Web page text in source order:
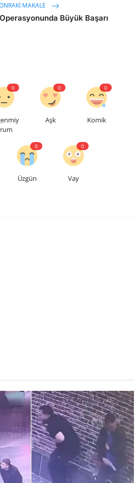
MAKALE
Operasyonunda Büyük Başarı
0
Aşk
0
Komik
0
Üzgün
0
Vay
0